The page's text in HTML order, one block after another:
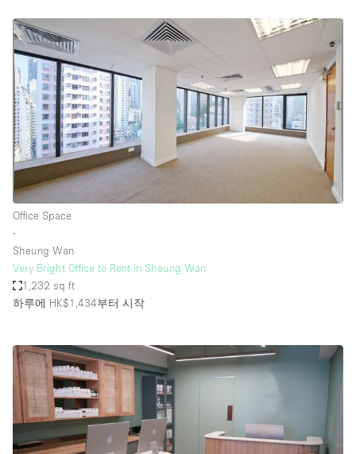
Office Space
∙
Sheung Wan
Very Bright Office to Rent in Sheung Wan
1,232 sq ft
하루에 HK$1,434부터 시작